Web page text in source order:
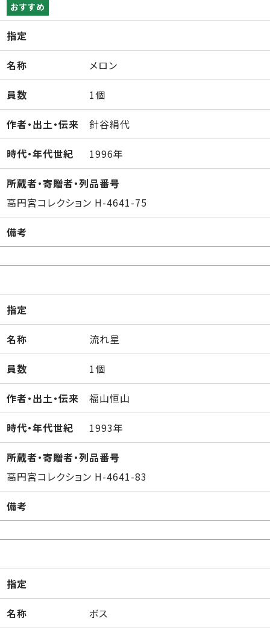
おすすめ
指定
名称 メロン
員数 1個
作者・出土・伝来 針谷絹代
時代・年代世紀 1996年
所蔵者・寄贈者・列品番号
高円宮コレクション H-4641-75
備考
指定
名称 流れ星
員数 1個
作者・出土・伝来 福山恒山
時代・年代世紀 1993年
所蔵者・寄贈者・列品番号
高円宮コレクション H-4641-83
備考
指定
名称 ボス